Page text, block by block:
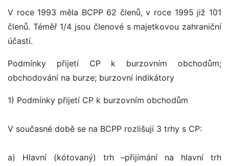
V roce 1993 měla BCPP 62 členů, v roce 1995 již 101
členů. Téměř 1/4 jsou členové s majetkovou zahraniční
účastí.
Podmínky přijetí CP k burzovním obchodům;
obchodování na burze; burzovní indikátory
1) Podmínky přijetí CP k burzovním obchodům
V současné době se na BCPP rozlišují 3 trhy s CP:
a) Hlavní (kótovaný) trh –přijímání na hlavní trh